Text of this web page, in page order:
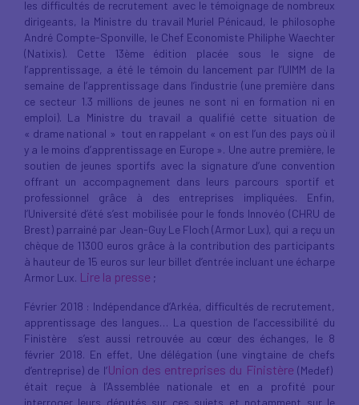
les difficultés de recrutement avec le témoignage de nombreux
dirigeants, la Ministre du travail Muriel Pénicaud, le philosophe
André Compte-Sponville, le Chef Economiste Philiphe Waechter
(Natixis). Cette 13ème édition placée sous le signe de
l’apprentissage, a été le témoin du lancement par l’UIMM de la
semaine de l’apprentissage dans l’industrie (une première dans
ce secteur 1.3 millions de jeunes ne sont ni en formation ni en
emploi). La Ministre du travail a qualifié cette situation de
« drame national » tout en rappelant « on est l’un des pays où il
y a le moins d’apprentissage en Europe ». Une autre première, le
soutien de jeunes sportifs avec la signature d’une convention
offrant un accompagnement dans leurs parcours sportif et
professionnel grâce à des entreprises impliquées. Enfin,
l’Université d’été s’est mobilisée pour le fonds Innovéo (CHRU de
Brest) parrainé par Jean-Guy Le Floch (Armor Lux), qui a reçu un
chèque de 11300 euros grâce à la contribution des participants
à hauteur de 15 euros sur leur billet d’entrée incluant une écharpe
Armor Lux. Lire la presse ;
Février 2018 : Indépendance d’Arkéa, difficultés de recrutement,
apprentissage des langues… La question de l’accessibilité du
Finistère s’est aussi retrouvée au cœur des échanges, le 8
février 2018. En effet, Une délégation (une vingtaine de chefs
d’entreprise) de l’Union des entreprises du Finistère (Medef)
était reçue à l’Assemblée nationale et en a profité pour
interroger leurs députés sur ces sujets et notamment sur le